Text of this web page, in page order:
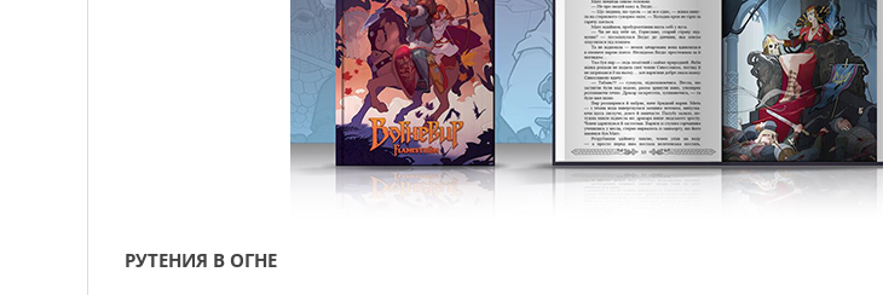
РУТЕНИЯ В ОГНЕ